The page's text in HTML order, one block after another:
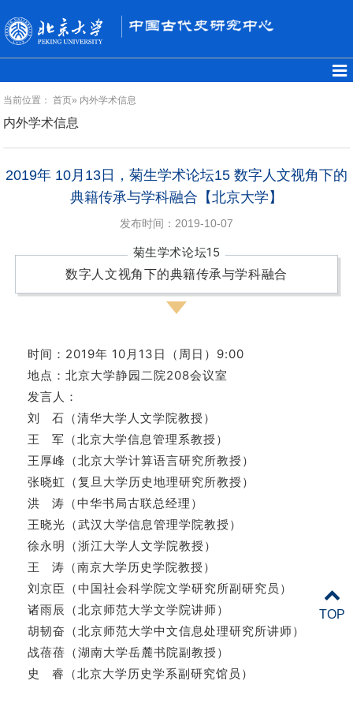
当前位置：首页» 内外学术信息
内外学术信息
2019年 10月13日，菊生学术论坛15 数字人文视角下的
典籍传承与学科融合【北京大学】
发布时间：2019-10-07
菊生学术论坛15
数字人文视角下的典籍传承与学科融合
时间： 2019年 10月13日（周日）9:00
地点：北京大学静园二院208会议室
发言人：
刘 石（清华大学人文学院教授）
王 军（北京大学信息管理系教授）
王厚峰（北京大学计算语言研究所教授）
张晓虹（复旦大学历史地理研究所教授）
洪 涛（中华书局古联总经理）
王晓光（武汉大学信息管理学院教授）
徐永明（浙江大学人文学院教授）
王 涛（南京大学历史学院教授）
刘京臣（中国社会科学院文学研究所副研究员）
诸雨辰（北京师范大学文学院讲师）
胡韧奋（北京师范大学中文信息处理研究所讲师）
战蓓蓓（湖南大学岳麓书院副教授）
史 睿（北京大学历史学系副研究馆员）
TOP